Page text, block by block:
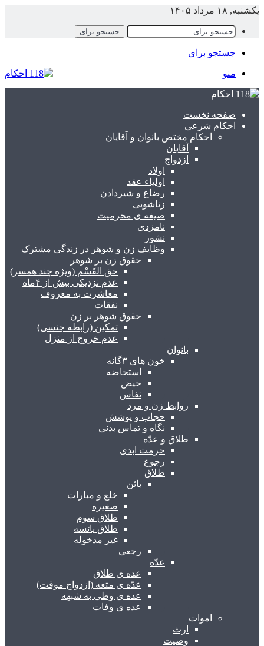
یکشنبه, ۱۸ مرداد ۱۴۰۵
جستجو برای
جستجو برای
منو
صفحه نخست
احکام شرعی
احکام مختص بانوان و آقایان
آقایان
ازدواج
اولاد
اولیاء عقد
رضاع و شیردادن
زناشویی
صیغه ی محرمیت
نامزدی
نشوز
وظایف زن و شوهر در زندگی مشترک
حقوق زن بر شوهر
حق القَسْم (ویژه چند همسر)
عدم نزدیکی بیش از ۴ماه
معاشرت به معروف
نفقات
حقوق شوهر بر زن
تمکین (رابطه جنسی)
عدم خروج از منزل
بانوان
خون های ۳گانه
استحاضه
حیض
نفاس
روابط زن و مرد
حجاب و پوشش
نگاه و تماس بدنی
طلاق و عدّه
حرمت ابدی
رجوع
طلاق
بائن
خلع و مبارات
صغیره
طلاق سوم
طلاق یائسه
غیر مدخوله
رجعی
عدّه
عده ی طلاق
عدّه ی متعه (ازدواج موقت)
عده ی وطی به شبهه
عده ی وفات
اموات
ارث
وصیت